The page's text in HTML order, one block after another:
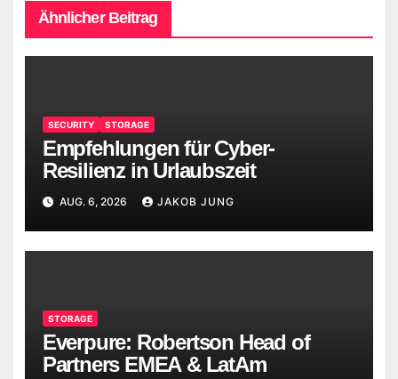
Ähnlicher Beitrag
SECURITY STORAGE
Empfehlungen für Cyber-
Resilienz in Urlaubszeit
AUG. 6, 2026 JAKOB JUNG
STORAGE
Everpure: Robertson Head of
Partners EMEA & LatAm